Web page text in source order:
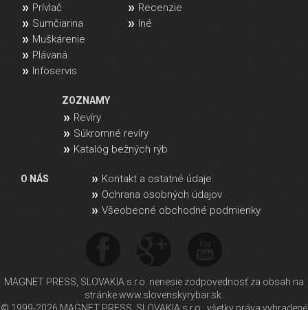
Prívlač
Sumčiarina
Muškárenie
Plávaná
Infoservis
Recenzie
Iné
ZOZNAMY
Revíry
Súkromné revíry
Katalóg bežných rýb
O NÁS
Kontakt a ostatné údaje
Ochrana osobných údajov
Všeobecné obchodné podmienky
MAGNET PRESS, SLOVAKIA s.r.o. nenesie zodpovednosť za obsah na
stránke www.slovenskyrybar.sk.
© 1999-2026 MAGNET PRESS, SLOVAKIA s.r.o., všetky práva vyhradené